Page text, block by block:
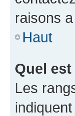
raisons
Haut
Quel
Les